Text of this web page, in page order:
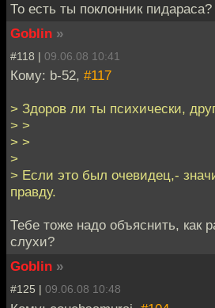
То есть ты поклонник пидараса?
Goblin »
#118 | 09.06.08 10:41
Кому: b-52, #117
> Здоров ли ты психически,
> >
> >
>
> Если это был очевидец,-
правду.
Тебе тоже надо объяснить, как
слухи?
Goblin »
#125 | 09.06.08 10:48